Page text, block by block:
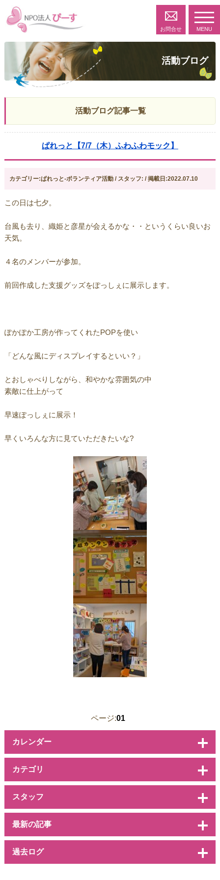
お問合せ MENU
活動ブログ
活動ブログ記事一覧
ぱれっと【7/7（木）ふわふわモック】
カテゴリー:ぱれっと-ボランティア活動 / スタッフ: / 掲載日:2022.07.10
この日は七夕。
台風も去り、織姫と彦星が会えるかな・・というくらい良いお
天気。
４名のメンバーが参加。
前回作成した支援グッズをぽっしぇに展示します。
ぽかぽか工房が作ってくれたPOPを使い
「どんな風にディスプレイするといい？」
とおしゃべりしながら、和やかな雰囲気の中
素敵に仕上がって
早速ぽっしぇに展示！
早くいろんな方に見ていただきたいな?
ページ:01
カレンダー
カテゴリ
スタッフ
最新の記事
過去ログ